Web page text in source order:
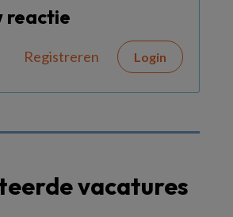
reactie
Registreren Login
vacatures